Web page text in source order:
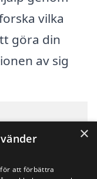
vilka
göra din
av sig
med A
i andra städer i
×
att förbättra